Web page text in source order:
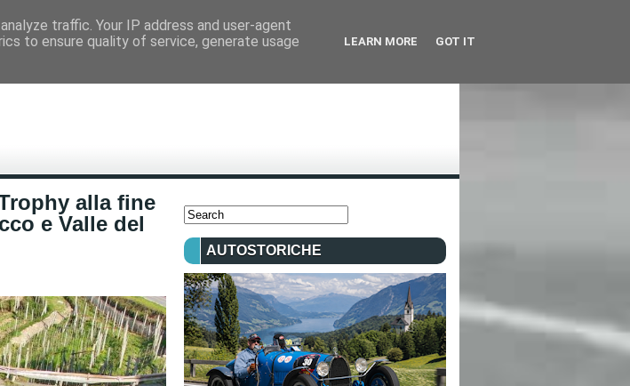
alla fine
e Valle del
AUTOSTORICHE
traffic. Your IP address and user-agent
to ensure quality of service, generate usage
LEARN MORE GOT IT